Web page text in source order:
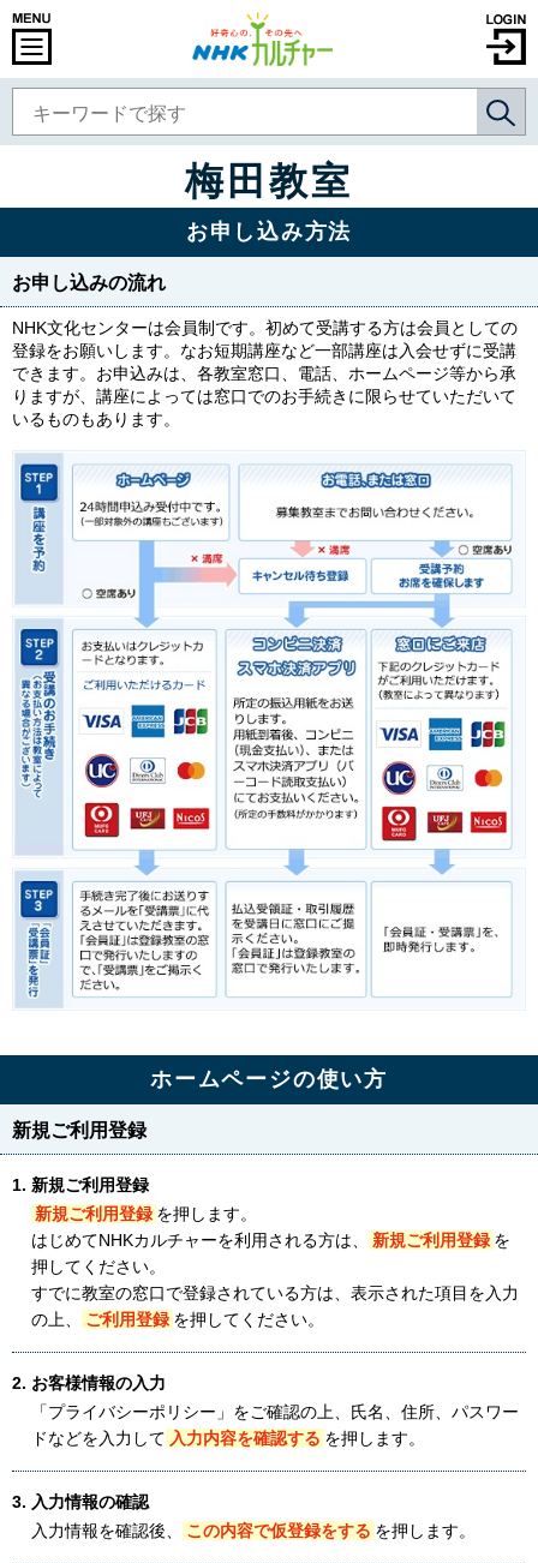
梅田教室
お申し込み方法
お申し込みの流れ
NHK文化センターは会員制です。初めて受講する方は会員としての
登録をお願いします。なお短期講座など一部講座は入会せずに受講
できます。お申込みは、各教室窓口、電話、ホームページ等から承
りますが、講座によっては窓口でのお手続きに限らせていただいて
いるものもあります。
ホームページの使い方
新規ご利用登録
1. 新規ご利用登録
新規ご利用登録 を押します。
はじめてNHKカルチャーを利用される方は、
新規ご利用登録 を
押してください。
すでに教室の窓口で登録されている方は、表示された項目を入力
の上、
ご利用登録 を押してください。
2. お客様情報の入力
「プライバシーポリシー」をご確認の上、氏名、住所、パスワー
ドなどを入力して 入力内容を確認する を押します。
3. 入力情報の確認
入力情報を確認後、
この内容で仮登録をする を押します。